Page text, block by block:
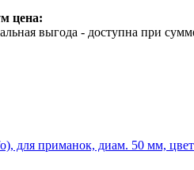
цена:
выгода - доступна при
для приманок, диам. 50 мм,